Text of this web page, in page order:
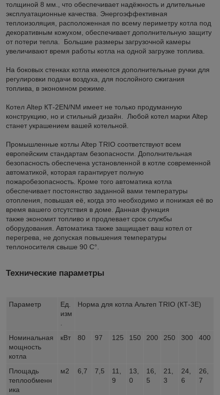
толщиной 8 мм., что обеспечивает надёжность и длительные
эксплуатационные качества. Энергоэффективная
теплоизоляция, расположенная по всему периметру котла под
декоративным кожухом, обеспечивает дополнительную защиту
от потери тепла. Большие размеры загрузочной камеры
увеличивают время работы котла на одной загрузке топлива.
На боковых стенках котла имеются дополнительные ручки для
регулировки подачи воздуха, для послойного сжигания
топлива, в экономном режиме.
Котел Altep КТ-2ЕN/NM имеет не только продуманную
конструкцию, но и стильный дизайн. Любой котел марки Altep
станет украшением вашей котельной.
Промышленные котлы Altep TRIO соответствуют всем
европейским стандартам безопасности. Дополнительная
безопасность обеспечена установленной в котле современной
автоматикой, которая гарантирует полную
пожаробезопасность. Кроме того автоматика котла
обеспечивает постоянство заданной вами температуры
отопления, повышая её, когда это необходимо и понижая её во
время вашего отсутствия в доме. Данная функция
также экономит топливо и продлевает срок службы
оборудования. Автоматика также защищает ваш котел от
перегрева, не допуская повышения температуры
теплоносителя свыше 90 С°.
Технические параметры
Параметр
Ед.
изм
.
Норма для котла Альтеп TRIO (КТ-3Е)
Номинальная
мощность
котла
кВт 80 97 125 150 200 250 300 400
Площадь
теплообменн
ика
м2 6,7 7,5
11,
9
13,
0
16,
5
21,
3
24,
6
26,
7